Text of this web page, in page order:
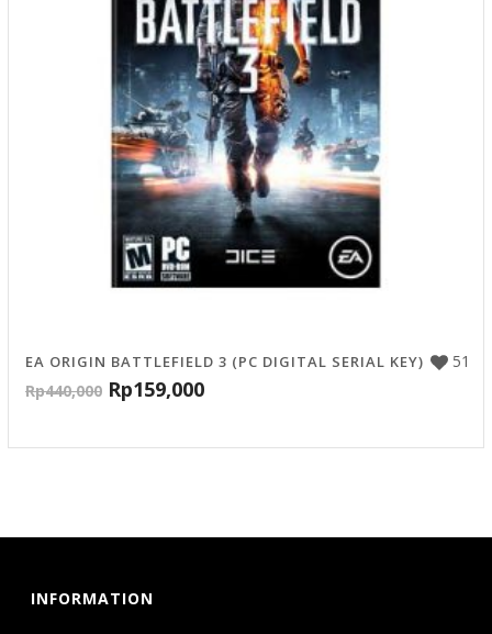
51
EA ORIGIN BATTLEFIELD 3 (PC DIGITAL SERIAL KEY)
Rp440,000 Rp159,000
INFORMATION